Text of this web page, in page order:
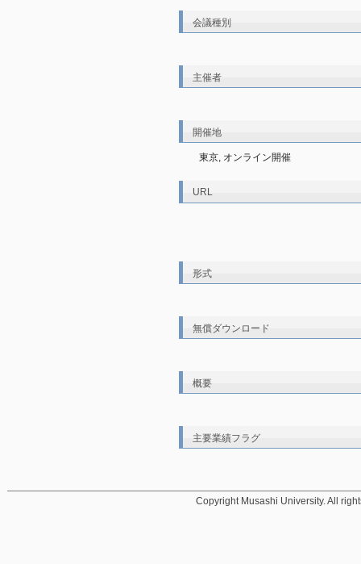
会議種別
主催者
開催地
東京, オンライン開催
URL
形式
無償ダウンロード
概要
主要業績フラグ